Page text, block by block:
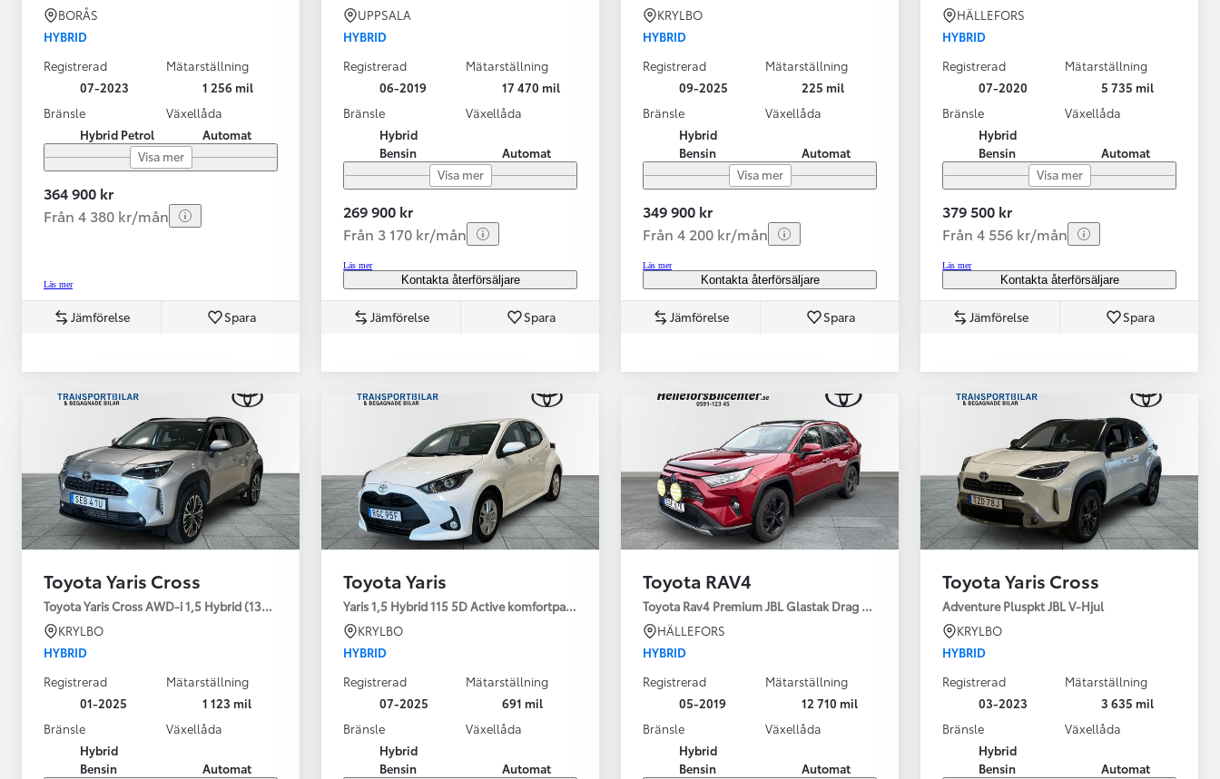
BORÅS
HYBRID
Registrerad
07-2023
Mätarställning
1 256 mil
Bränsle
Hybrid Petrol
Växellåda
Automat
Visa mer
364 900 kr
Från 4 380 kr/mån
Läs mer
Jämförelse Spara
UPPSALA
HYBRID
Registrerad
06-2019
Mätarställning
17 470 mil
Bränsle
Hybrid
Bensin
Växellåda
Automat
Visa mer
269 900 kr
Från 3 170 kr/mån
Läs mer
Kontakta återförsäljare
Jämförelse Spara
KRYLBO
HYBRID
Registrerad
09-2025
Mätarställning
225 mil
Bränsle
Hybrid
Bensin
Växellåda
Automat
Visa mer
349 900 kr
Från 4 200 kr/mån
Läs mer
Kontakta återförsäljare
Jämförelse Spara
HÄLLEFORS
HYBRID
Registrerad
07-2020
Mätarställning
5 735 mil
Bränsle
Hybrid
Bensin
Växellåda
Automat
Visa mer
379 500 kr
Från 4 556 kr/mån
Läs mer
Kontakta återförsäljare
Jämförelse Spara
Toyota Yaris Cross
Toyota Yaris Cross AWD-i 1,5 Hybrid (130HK) Style V-hjul
KRYLBO
HYBRID
Registrerad
01-2025
Mätarställning
1 123 mil
Bränsle
Hybrid
Bensin
Växellåda
Automat
Toyota Yaris
Yaris 1,5 Hybrid 115 5D Active komfortpaket
KRYLBO
HYBRID
Registrerad
07-2025
Mätarställning
691 mil
Bränsle
Hybrid
Bensin
Växellåda
Automat
Toyota RAV4
Toyota Rav4 Premium JBL Glastak Drag Motorv Vhjul
HÄLLEFORS
HYBRID
Registrerad
05-2019
Mätarställning
12 710 mil
Bränsle
Hybrid
Bensin
Växellåda
Automat
Toyota Yaris Cross
Adventure Pluspkt JBL V-Hjul
KRYLBO
HYBRID
Registrerad
03-2023
Mätarställning
3 635 mil
Bränsle
Hybrid
Bensin
Växellåda
Automat